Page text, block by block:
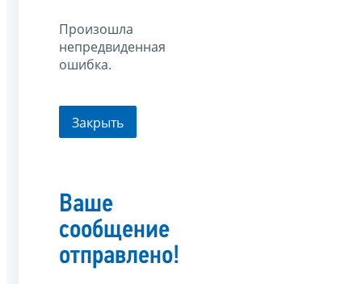
Произошла
непредвиденная
ошибка.
Закрыть
Ваше
сообщение
отправлено!